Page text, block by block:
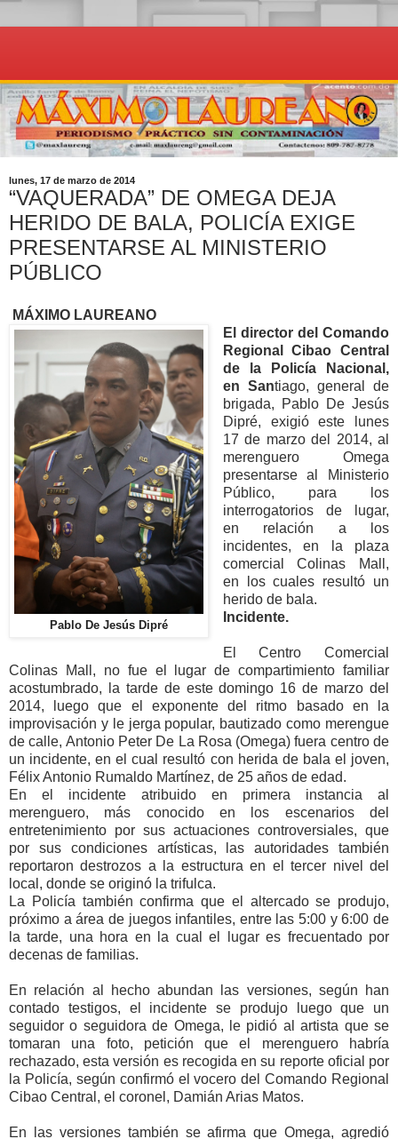
lunes, 17 de marzo de 2014
“VAQUERADA” DE OMEGA DEJA
HERIDO DE BALA, POLICÍA EXIGE
PRESENTARSE AL MINISTERIO
PÚBLICO
MÁXIMO LAUREANO
Pablo De Jesús Dipré
El director del Comando
Regional Cibao Central
de la Policía Nacional,
en Santiago, general de
brigada, Pablo De Jesús
Dipré, exigió este lunes
17 de marzo del 2014, al
merenguero Omega
presentarse al Ministerio
Público, para los
interrogatorios de lugar,
en relación a los
incidentes, en la plaza
comercial Colinas Mall,
en los cuales resultó un
herido de bala.
Incidente.
El Centro Comercial
Colinas Mall, no fue el lugar de compartimiento familiar
acostumbrado, la tarde de este domingo 16 de marzo del
2014, luego que el exponente del ritmo basado en la
improvisación y le jerga popular, bautizado como merengue
de calle, Antonio Peter De La Rosa (Omega) fuera centro de
un incidente, en el cual resultó con herida de bala el joven,
Félix Antonio Rumaldo Martínez, de 25 años de edad.
En el incidente atribuido en primera instancia al
merenguero, más conocido en los escenarios del
entretenimiento por sus actuaciones controversiales, que
por sus condiciones artísticas, las autoridades también
reportaron destrozos a la estructura en el tercer nivel del
local, donde se originó la trifulca.
La Policía también confirma que el altercado se produjo,
próximo a área de juegos infantiles, entre las 5:00 y 6:00 de
la tarde, una hora en la cual el lugar es frecuentado por
decenas de familias.
En relación al hecho abundan las versiones, según han
contado testigos, el incidente se produjo luego que un
seguidor o seguidora de Omega, le pidió al artista que se
tomaran una foto, petición que el merenguero habría
rechazado, esta versión es recogida en su reporte oficial por
la Policía, según confirmó el vocero del Comando Regional
Cibao Central, el coronel, Damián Arias Matos.
En las versiones también se afirma que Omega, agredió